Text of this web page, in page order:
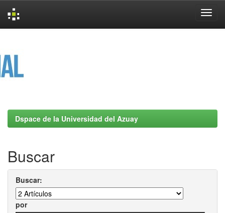
Dspace de la Universidad del Azuay
Buscar
Buscar:
por